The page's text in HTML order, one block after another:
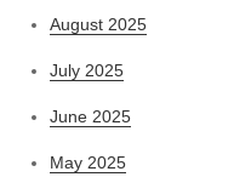
August 2025
July 2025
June 2025
May 2025